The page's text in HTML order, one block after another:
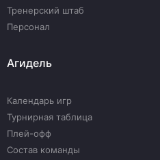
Тренерский штаб
Персонал
Агидель
Календарь игр
Турнирная таблица
Плей-офф
Состав команды